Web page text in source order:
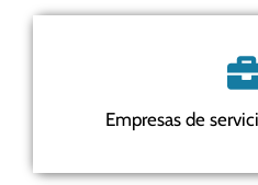
Empresas de